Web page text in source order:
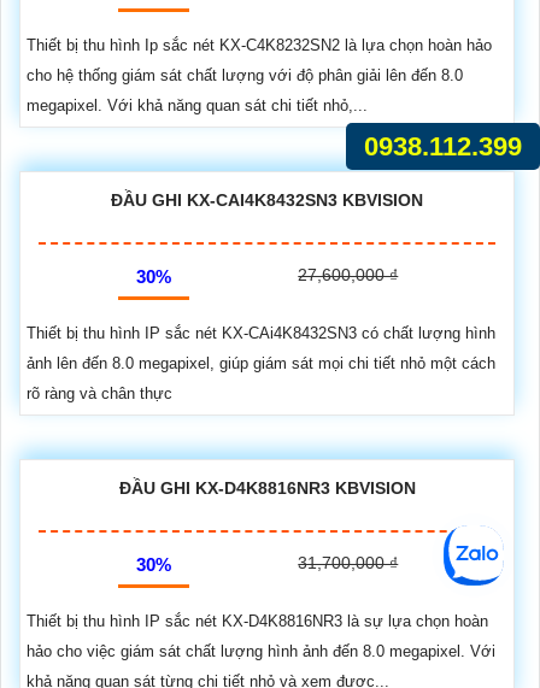
Thiết bị thu hình Ip sắc nét KX-C4K8232SN2 là lựa chọn hoàn hảo
cho hệ thống giám sát chất lượng với độ phân giải lên đến 8.0
megapixel. Với khả năng quan sát chi tiết nhỏ,...
ĐẦU GHI KX-CAI4K8432SN3 KBVISION
30% 27,600,000 ₫
Thiết bị thu hình IP sắc nét KX-CAi4K8432SN3 có chất lượng hình
ảnh lên đến 8.0 megapixel, giúp giám sát mọi chi tiết nhỏ một cách
rõ ràng và chân thực
ĐẦU GHI KX-D4K8816NR3 KBVISION
30% 31,700,000 ₫
Thiết bị thu hình IP sắc nét KX-D4K8816NR3 là sự lựa chọn hoàn
hảo cho việc giám sát chất lượng hình ảnh đến 8.0 megapixel. Với
khả năng quan sát từng chi tiết nhỏ và xem được...
0938.112.399